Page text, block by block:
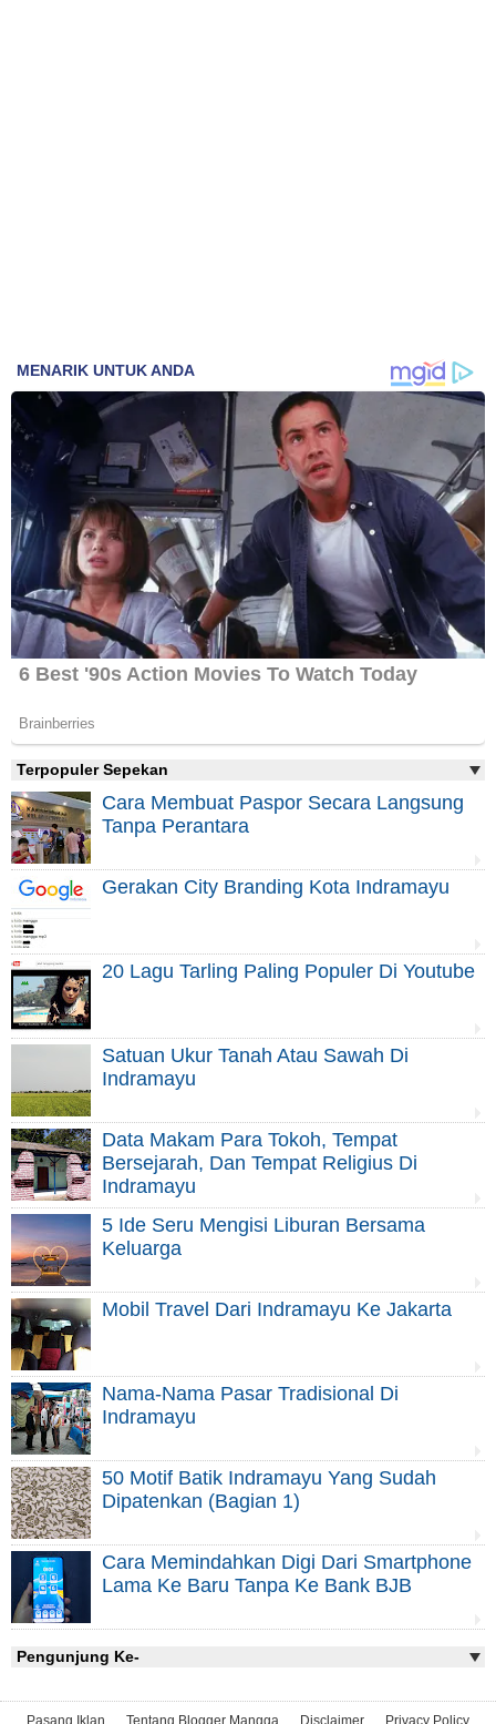
Terpopuler Sepekan
Cara Membuat Paspor Secara Langsung
Tanpa Perantara
Gerakan City Branding Kota Indramayu
20 Lagu Tarling Paling Populer Di Youtube
Satuan Ukur Tanah Atau Sawah Di
Indramayu
Data Makam Para Tokoh, Tempat
Bersejarah, Dan Tempat Religius Di
Indramayu
5 Ide Seru Mengisi Liburan Bersama
Keluarga
Mobil Travel Dari Indramayu Ke Jakarta
Nama-Nama Pasar Tradisional Di
Indramayu
50 Motif Batik Indramayu Yang Sudah
Dipatenkan (Bagian 1)
Cara Memindahkan Digi Dari Smartphone
Lama Ke Baru Tanpa Ke Bank BJB
Pengunjung Ke-
Pasang Iklan Tentang Blogger Mangga Disclaimer Privacy Policy